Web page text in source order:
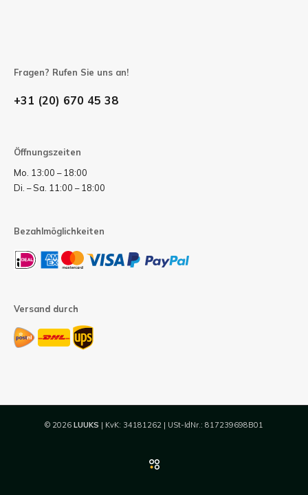
Fragen? Rufen Sie uns an!
+31 (20) 670 45 38
Öffnungszeiten
Mo. 13:00 – 18:00
Di. – Sa. 11:00 – 18:00
Bezahlmöglichkeiten
Versand durch
© 2026 LUUKS | KvK: 34181262 | USt-IdNr.: 817239698B01